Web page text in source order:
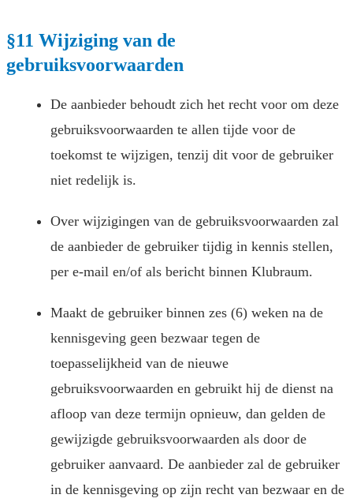
§11 Wijziging van de
gebruiksvoorwaarden
De aanbieder behoudt zich het recht voor om deze
gebruiksvoorwaarden te allen tijde voor de
toekomst te wijzigen, tenzij dit voor de gebruiker
niet redelijk is.
Over wijzigingen van de gebruiksvoorwaarden zal
de aanbieder de gebruiker tijdig in kennis stellen,
per e-mail en/of als bericht binnen Klubraum.
Maakt de gebruiker binnen zes (6) weken na de
kennisgeving geen bezwaar tegen de
toepasselijkheid van de nieuwe
gebruiksvoorwaarden en gebruikt hij de dienst na
afloop van deze termijn opnieuw, dan gelden de
gewijzigde gebruiksvoorwaarden als door de
gebruiker aanvaard. De aanbieder zal de gebruiker
in de kennisgeving op zijn recht van bezwaar en de